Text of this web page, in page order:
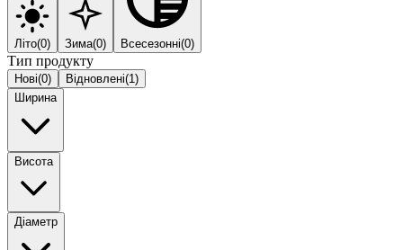
Літо(0) Зима(0) Всесезонні(0)
Тип продукту
Нові(0) Відновлені(1)
Ширина
Висота
Діаметр